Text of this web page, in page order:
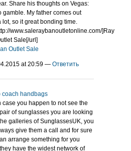
Share his thoughts on Vegas:
gamble. My father comes out
lot, so it great bonding time.
www.saleraybanoutletonline.com/]Ray
Sale[/url]
Outlet Sale
at 20:59 — Ответить
coach handbags
case you happen to not see the
of sunglasses you are looking
galleries of SunglassesUK, you
give them a call and for sure
arrange something for you
have the widest network of